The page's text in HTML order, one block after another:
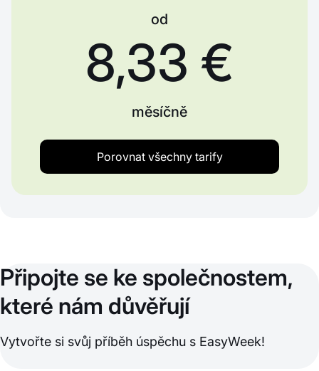
od
8,33 €
měsíčně
Porovnat všechny tarify
Připojte se ke společnostem,
které nám důvěřují
Vytvořte si svůj příběh úspěchu s EasyWeek!